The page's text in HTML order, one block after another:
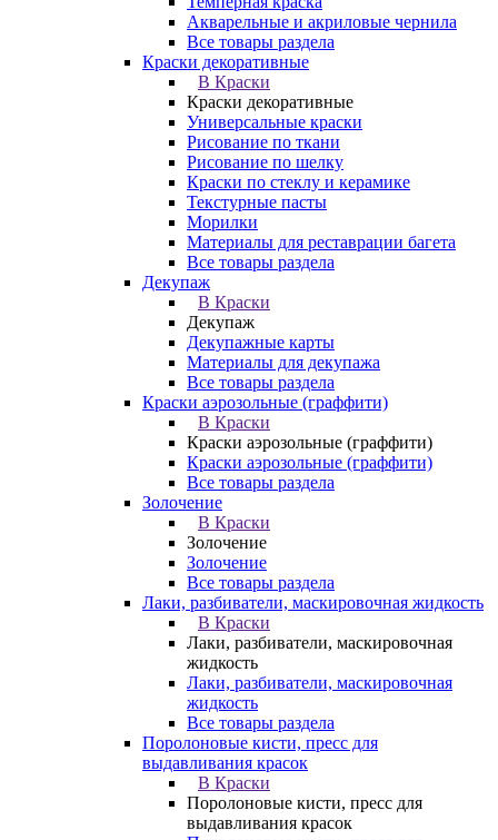
Акварельные и акриловые чернила
Все товары раздела
Краски декоративные
В Краски
Краски декоративные
Универсальные краски
Рисование по ткани
Рисование по шелку
Краски по стеклу и керамике
Текстурные пасты
Морилки
Материалы для реставрации багета
Все товары раздела
Декупаж
В Краски
Декупаж
Декупажные карты
Материалы для декупажа
Все товары раздела
Краски аэрозольные (граффити)
В Краски
Краски аэрозольные (граффити)
Краски аэрозольные (граффити)
Все товары раздела
Золочение
В Краски
Золочение
Золочение
Все товары раздела
Лаки, разбиватели, маскировочная жидкость
В Краски
Лаки, разбиватели, маскировочная
жидкость
Лаки, разбиватели, маскировочная
жидкость
Все товары раздела
Поролоновые кисти, пресс для
выдавливания красок
В Краски
Поролоновые кисти, пресс для
выдавливания красок